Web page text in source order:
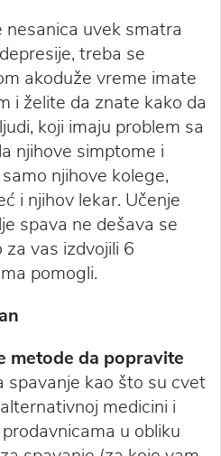
uvek smatra
treba se
akoduže vreme imate
i želite da znate kako da
koji imaju problem sa
njihove simptome i
njihove kolege,
i njihov lekar. Učenje
spava ne dešava se
za vas izdvojili 6
pomogli.
metode da popravite
spavanje kao što su cvet
medicini i
u obliku